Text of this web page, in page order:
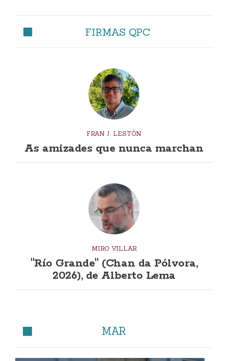
FIRMAS QPC
FRAN J. LESTÓN
As amizades que nunca marchan
MIRO VILLAR
"Río Grande" (Chan da Pólvora,
2026), de Alberto Lema
MAR